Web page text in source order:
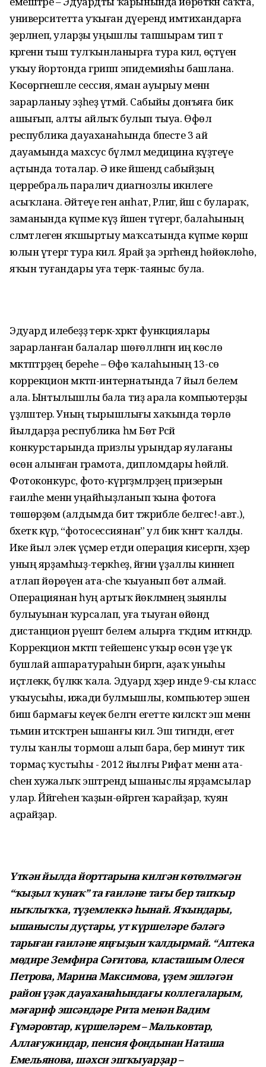
университетта уҡыған дәүерендә имтихандарға
әҙерләнеп, уларҙы уңышлы тапшырам тип тә
кәрәгенән тыш тулҡынланырға тура килә, өҫтәүенә
уҡыу йортонда грипп эпидемияһы башлана.
Көсөргәнешле сессия, яман ауырыу менән
зарарланыу эҙһеҙ үтмәй. Сабыйы донъяға бик
ашығып, алты айлыҡ булып тыуа. Өфөлә
республика дауаханаһында бәпесте 3 ай
дауамында махсус бүлмәлә медицина күҙәтеүе
аҫтында тоталар. Ә ике йәшендә сабыйҙың
церребраль паралич диагнозлы икәнлеге
асыҡлана. Әйтеүе генә анһат, Рәлиәгә, йәш әсә булараҡ,
заманында күпме күҙ йәшен түгергә, балаһының
сәләмәтлеген яҡшыртыу маҡсатында күпме көрәш
юлын үтергә тура килә. Ярай ҙа эргәһендә һөйөклөһө,
яҡын туғандары уға терәк-таяныс була.
Эдуард илебеҙҙә терәк-хәрәкәт функциялары
зарарланған балалар шөғөлләнгән иң көслө
мәктәптәрҙең береһе – Өфө ҡалаһының 13-сө
коррекцион мәктәп-интернатында 7 йыл белем
ала. Ынтылышлы бала тиҙ арала компьютерҙы
үҙләштерә. Уның тырышлығы хаҡында төрлө
йылдарҙа республика һәм Бөтә Рәсәй
конкурстарында призлы урындар яулағаны
өсөн алынған грамота, дипломдары һөйләй.
Фотоконкурс, фото-күргәҙмәләрҙең призерын
ғаиләһе менән уңайһыҙланып ҡына фотоға
төшөрҙөм (алдымда бит тәжрибәле белгес!-авт.),
бәхеткә күрә, “фотосессиянан” ул бик ҡәнәғәт ҡалды.
Ике йыл элек үҫмер етди операция кисергән, хәҙер
уның ярҙамһыҙ-терәкһеҙ, йәғни үҙаллы кинәнеп
атлап йөрөүенә ата-әсәһе ҡыуанып бөтә алмай.
Операциянан һуң артыҡ йөкләмәнең зыянлы
булыуынан ҡурсалап, уға тыуған өйөндә
дистанцион рәүештә белем алырға тәҡдим иткәндәр.
Коррекцион мәктәп тейешенсә уҡыр өсөн үҙе үк
бушлай аппаратураһын биргән, аҙаҡ уныһы
иҫтәлеккә, бүләккә ҡала. Эдуард хәҙер инде 9-сы класс
уҡыусыһы, ижади булмышлы, компьютер эшен
биш бармағы кеүек белгән егетте киләсәктә эш менән
тәьмин итәсәктәренә ышанғы килә. Эш тигәндән, егет
тулы ҡанлы тормош алып бара, бер минут тик
тормаҫ ҡустыһы - 2012 йылғы Рифат менән ата-
әсәһенә хужалыҡ эштәрендә ышаныслы ярҙамсылар
улар. Йәйгеһен ҡаҙын-өйрәген ҡарайҙар, ҡуян
аҫрайҙар.
Үткән йылда йорттарына килгән көтөлмәгән
“ҡыҙыл ҡунаҡ” та ғаиләне тағы бер тапҡыр
ныҡлыҡҡа, түҙемлеккә һынай. Яҡындары,
ышаныслы дуҫтары, ут күршеләре бәләгә
тарыған ғаиләне яңғыҙын ҡалдырмай. “Аптека
мөдире Земфира Сәғитова, класташым Олеся
Петрова, Марина Максимова, үҙем эшләгән
район үҙәк дауаханаһындағы коллегаларым,
мәғариф эшсәндәре Рита менән Вадим
Ғүмәровтар, күршеләрем – Мальковтар,
Аллағужиндар, пенсия фондынан Наташа
Емельянова, шәхси эшҡыуарҙар –